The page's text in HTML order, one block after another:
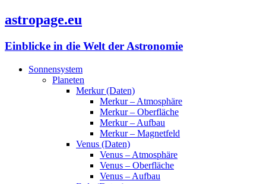
astropage.eu
Einblicke in die Welt der Astronomie
Sonnensystem
Planeten
Merkur (Daten)
Merkur – Atmosphäre
Merkur – Oberfläche
Merkur – Aufbau
Merkur – Magnetfeld
Venus (Daten)
Venus – Atmosphäre
Venus – Oberfläche
Venus – Aufbau